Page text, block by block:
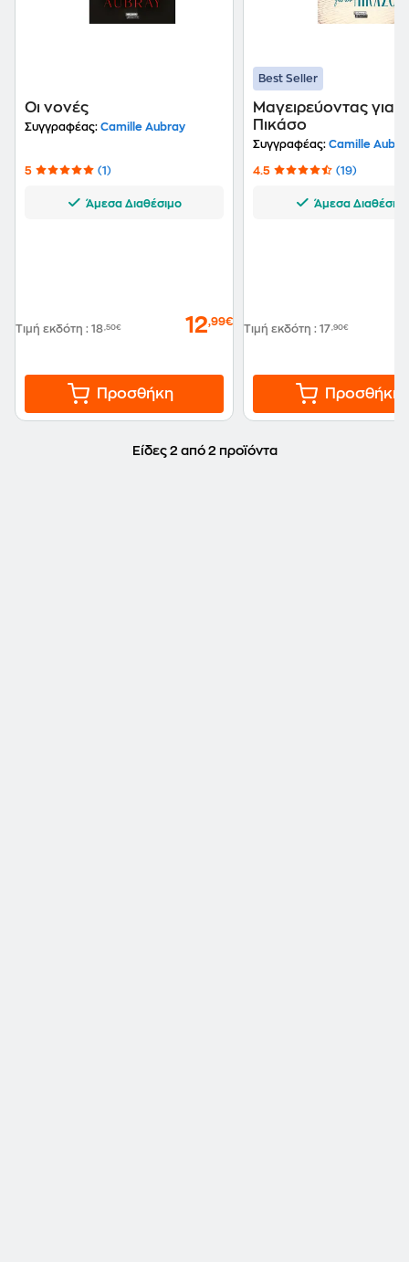
Οι νονές
Συγγραφέας: Camille Aubray
5 (1)
Άμεσα Διαθέσιμο
Τιμή εκδότη : 18,50€ 12,99€
Προσθήκη
Best Seller
Μαγειρεύοντας για
Πικάσο
Συγγραφέας: Camille
4.5 (19)
Άμεσα Διαθέσιμο
Τιμή εκδότη : 17,90€
Προσθήκη
Είδες 2 από 2 προϊόντα